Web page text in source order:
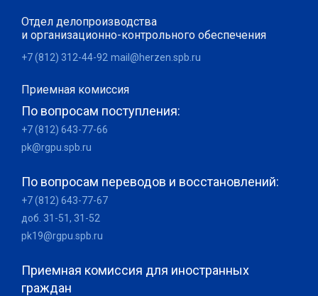
Отдел делопроизводства
и организационно-контрольного обеспечения
+7 (812) 312-44-92 mail@herzen.spb.ru
Приемная комиссия
По вопросам поступления:
+7 (812) 643-77-66
pk@rgpu.spb.ru
По вопросам переводов и восстановлений:
+7 (812) 643-77-67
доб. 31-51, 31-52
pk19@rgpu.spb.ru
Приемная комиссия для иностранных
граждан